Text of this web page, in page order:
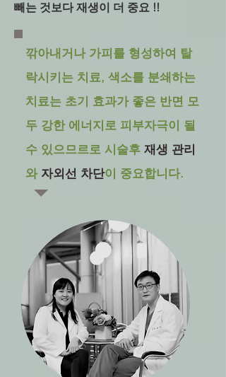
​빼는 것보다 재생이 더 중요 !!
​깎아내거나 가피를 형성하여 탈
락시키는 치료, 색소를 분쇄하는
치료는 초기 효과가 좋은 반면 모
두 강한 에너지로 피부자극이 될
수 있으므르로 시술후 재생 관리
와 자외선 차단이 중요합니다.